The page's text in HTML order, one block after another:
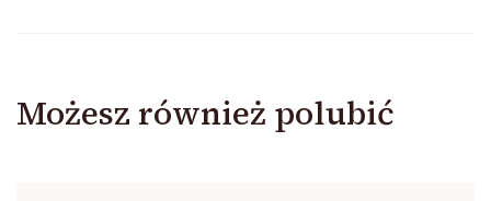
Możesz również polubić